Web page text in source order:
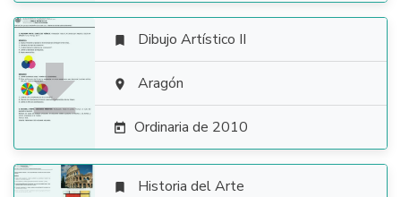

 Dibujo Artístico II
 Aragón
 Ordinaria de 2010
 Historia del Arte